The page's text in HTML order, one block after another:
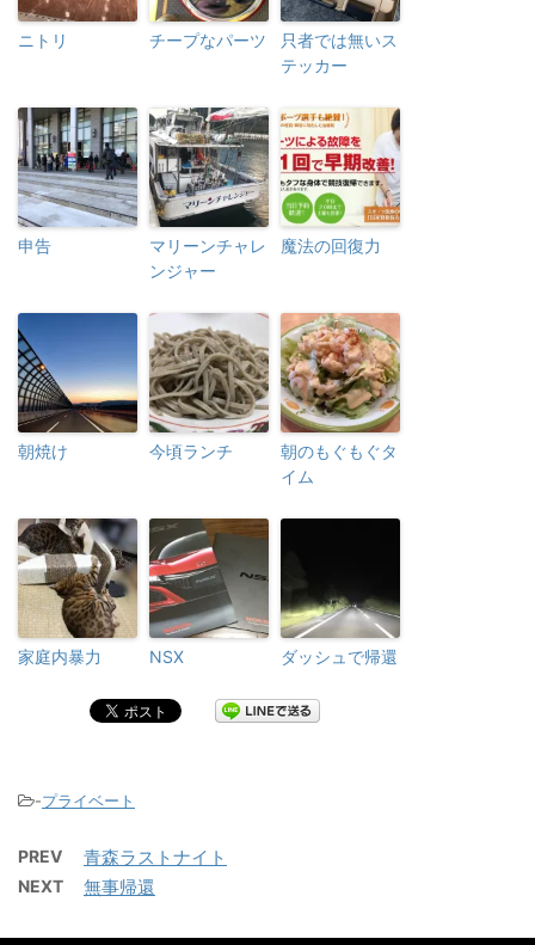
ニトリ チープなパーツ
只者では無いス
テッカー
申告
マリーンチャレ
ンジャー
魔法の回復力
朝焼け 今頃ランチ
朝のもぐもぐタ
イム
家庭内暴力 NSX ダッシュで帰還
-プライベート
PREV 青森ラストナイト
NEXT 無事帰還